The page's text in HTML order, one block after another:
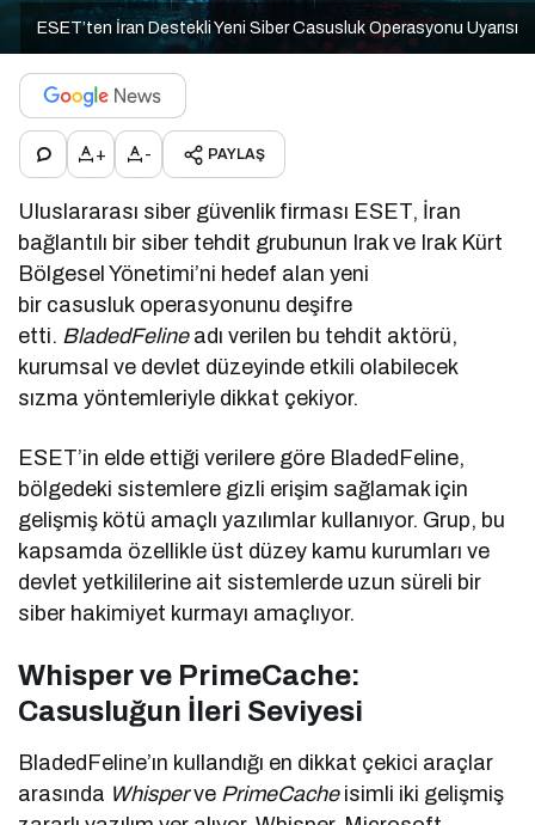
ESET’ten İran Destekli Yeni Siber Casusluk Operasyonu Uyarısı
+ - PAYLAŞ
Uluslararası siber güvenlik firması ESET, İran
bağlantılı bir siber tehdit grubunun Irak ve Irak Kürt
Bölgesel Yönetimi’ni hedef alan yeni
bir casusluk operasyonunu deşifre
etti. BladedFelineadı verilen bu tehdit aktörü,
kurumsal ve devlet düzeyinde etkili olabilecek
sızma yöntemleriyle dikkat çekiyor.
ESET’in elde ettiği verilere göre BladedFeline,
bölgedeki sistemlere gizli erişim sağlamak için
gelişmiş kötü amaçlı yazılımlar kullanıyor. Grup, bu
kapsamda özellikle üst düzey kamu kurumları ve
devlet yetkililerine ait sistemlerde uzun süreli bir
siber hakimiyet kurmayı amaçlıyor.
Whisper ve PrimeCache:
Casusluğun İleri Seviyesi
BladedFeline’ın kullandığı en dikkat çekici araçlar
arasında Whisperve PrimeCacheisimli iki gelişmiş